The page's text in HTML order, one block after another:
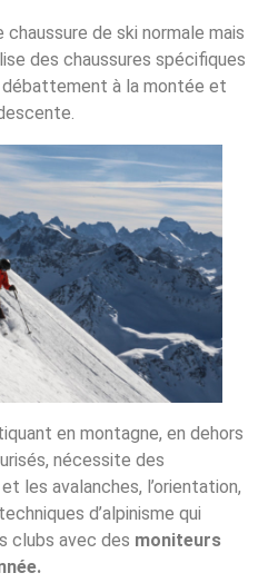
de ski normale mais
des chaussures spécifiques
à la montée et
en montagne, en dehors
nécessite des
les avalanches, l’orientation,
d’alpinisme qui
clubs avec des moniteurs